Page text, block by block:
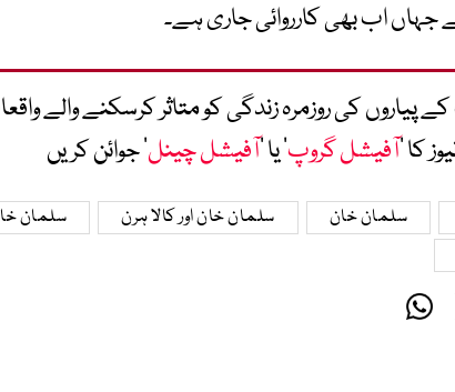
جہاں اب بھی کارروائی جاری ہے۔
پیاروں کی روزمرہ زندگی کو متاثر کرسکنے والے
کا ’آفیشل گروپ‘ یا ’آفیشل چینل‘ جوائن کریں
سلمان خان سلمان خان اور کالا ہرن سلمان